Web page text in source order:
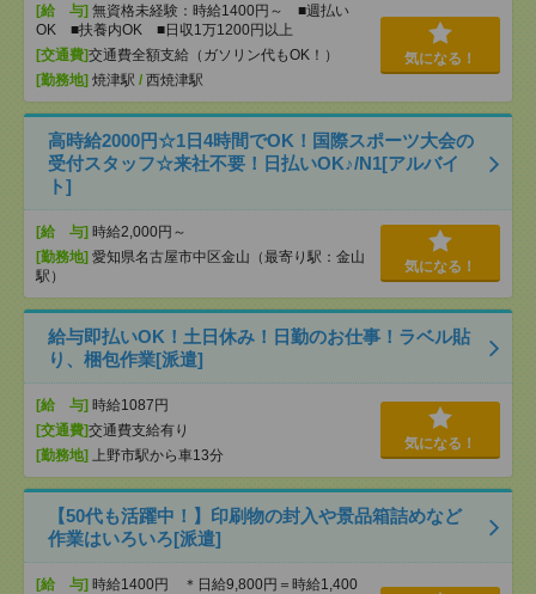
[給 与] 無資格未経験：時給1400円～ ■週払い
OK ■扶養内OK ■日収1万1200円以上
[交通費]交通費全額支給（ガソリン代もOK！）
[勤務地] 焼津駅 / 西焼津駅
気になる！
高時給2000円☆1日4時間でOK！国際スポーツ大会の
受付スタッフ☆来社不要！日払いOK♪/N1[アルバイ
ト]
[給 与] 時給2,000円～
[勤務地] 愛知県名古屋市中区金山（最寄り駅：金山
駅）
気になる！
給与即払いOK！土日休み！日勤のお仕事！ラベル貼
り、梱包作業[派遣]
[給 与] 時給1087円
[交通費]交通費支給有り
[勤務地] 上野市駅から車13分
気になる！
【50代も活躍中！】印刷物の封入や景品箱詰めなど
作業はいろいろ[派遣]
[給 与] 時給1400円 ＊日給9,800円＝時給1,400